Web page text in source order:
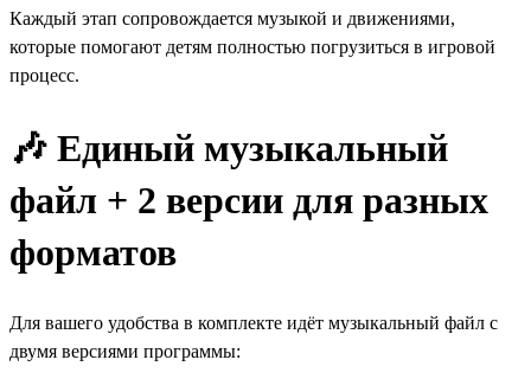
Каждый этап сопровождается музыкой и движениями,
которые помогают детям полностью погрузиться в игровой
процесс.
🎶 Единый музыкальный
файл + 2 версии для разных
форматов
Для вашего удобства в комплекте идёт музыкальный файл с
двумя версиями программы: